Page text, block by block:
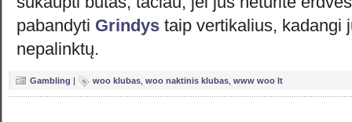
pabandyti Grindys taip vertikalius, kadangi
nepalinktų.
Gambling | woo klubas woo naktinis klubas www woo lt